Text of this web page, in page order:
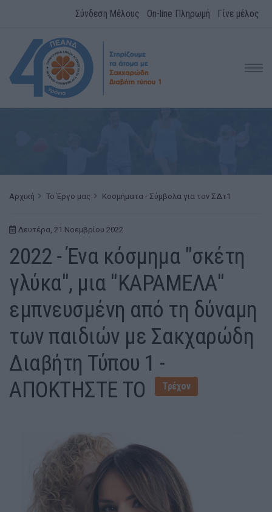
Σύνδεση Μέλους On-line Πληρωμή Γίνε μέλος
Αρχική Το Έργο μας Κοσμήματα - Σύμβολα για τον ΣΔτ1
Δευτέρα, 21 Νοεμβρίου 2022
2022 - Ένα κόσμημα "σκέτη
γλύκα", μια "ΚΑΡΑΜΕΛΑ"
εμπνευσμένη από τη δύναμη
των παιδιών με Σακχαρώδη
Διαβήτη Τύπου 1 -
ΑΠΟΚΤΗΣΤΕ ΤΟ
Τρέχον